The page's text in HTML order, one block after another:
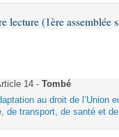
lecture (1ère assemblée
14 - Tombé
au droit de l’Union
de transport, de santé et